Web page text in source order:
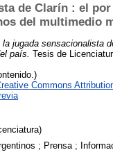
de Clarín : el
del multimedio
la jugada sensacionalista
país.
Tesis de
Commons
; Prensa ;